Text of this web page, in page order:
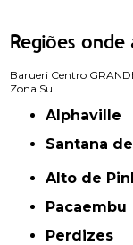
Regiões onde
Barueri Centro
Zona Sul
Alphaville
Santana
Alto de
Pacaembu
Perdizes